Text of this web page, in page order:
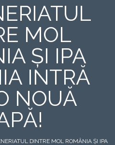
MOL
ȘI IPA
INTRĂ
NOUĂ
DINTRE MOL ROMÂNIA ȘI IPA